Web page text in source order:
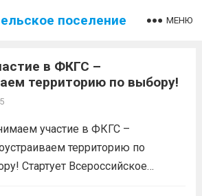
поселение МЕНЮ
в ФКГС –
территорию по выбору!
участие в ФКГС –
территорию по
Стартует Всероссийское